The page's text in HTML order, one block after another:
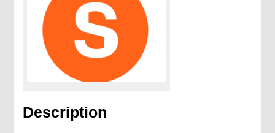
Description